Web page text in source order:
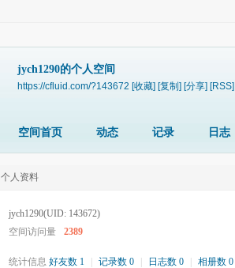
jych1290的个人空间
https://cfluid.com/?143672 [收藏] [复制] [分享] [RSS]
空间首页 动态 记录 日志
个人资料
jych1290(UID: 143672)
空间访问量
2389
统计信息 好友数 1 记录数 0 日志数 0 相册数 0